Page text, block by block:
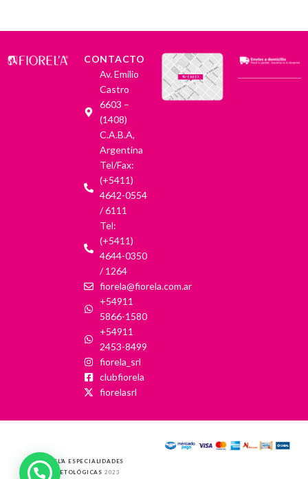
CONTACTO
Av. Emilio
Castro
6603 –
(1408)
C.A.B.A,
Argentina
Tel/Fax:
(+5411)
4642-0554
/ 6111
Tel:
(+5411)
4644-0350
/ 1264
fiorela@fiorela.com.ar
+54911
5866-1580
+54911
2453-8499
fiorela_srl
clubfiorela
fiorelasrl
FIOREL'A ESPECIALIDADES
COSMETOLÓGICAS 2023